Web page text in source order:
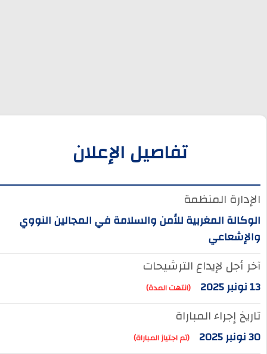
تفاصيل الإعلان
الإدارة المنظمة
الوكالة المغربية للأمن والسلامة في المجالين النووي
والإشعاعي
آخر أجل لإيداع الترشيحات
13 نونبر 2025 (انتهت المدة)
تاريخ إجراء المباراة
30 نونبر 2025 (تم اجتياز المباراة)